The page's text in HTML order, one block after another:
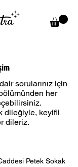
sorularınız için
her
dileğiyle, keyifli
dileriz.
Petek Sokak